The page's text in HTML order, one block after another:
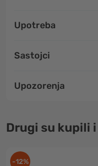
Upotreba
Sastojci
Upozorenja
Drugi su kupili i
-12%